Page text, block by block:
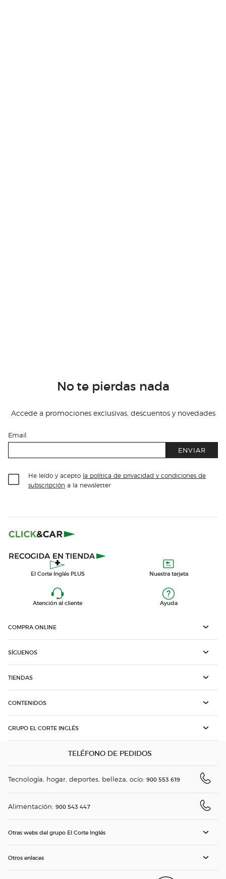
No te pierdas nada
Accede a promociones exclusivas, descuentos y novedades
Email
ENVIAR
He leído y acepto la política de privacidad y condiciones de
subscripción a la newsletter
El Corte Inglés PLUS Nuestra tarjeta
Atención al cliente Ayuda
COMPRA ONLINE
SÍGUENOS
TIENDAS
CONTENIDOS
GRUPO EL CORTE INGLÉS
TELÉFONO DE PEDIDOS
Tecnología, hogar, deportes, belleza, ocio: 900 553 619
Alimentación: 900 543 447
Otras webs del grupo El Corte Inglés
Otros enlaces